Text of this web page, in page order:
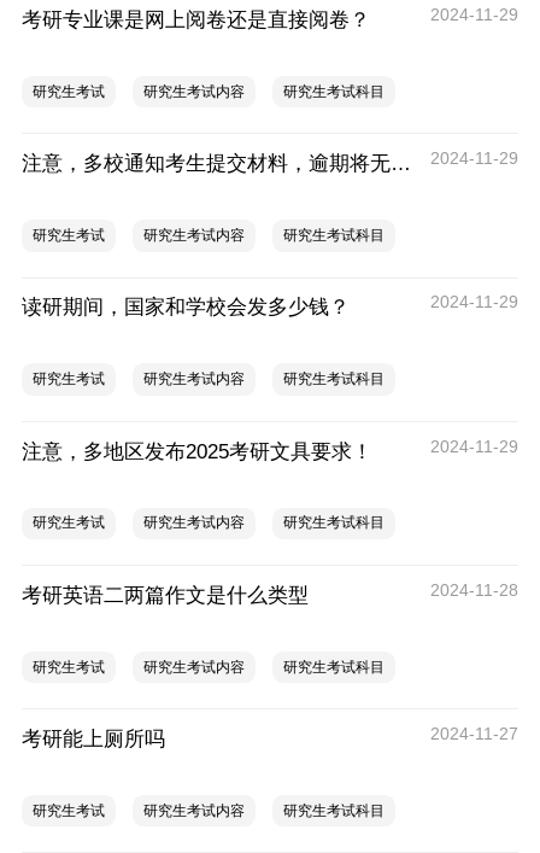
考研专业课是网上阅卷还是直接阅卷？ 2024-11-29
研究生考试 研究生考试内容 研究生考试科目
注意，多校通知考生提交材料，逾期将无法参考！ 2024-11-29
研究生考试 研究生考试内容 研究生考试科目
读研期间，国家和学校会发多少钱？ 2024-11-29
研究生考试 研究生考试内容 研究生考试科目
注意，多地区发布2025考研文具要求！ 2024-11-29
研究生考试 研究生考试内容 研究生考试科目
考研英语二两篇作文是什么类型 2024-11-28
研究生考试 研究生考试内容 研究生考试科目
考研能上厕所吗 2024-11-27
研究生考试 研究生考试内容 研究生考试科目